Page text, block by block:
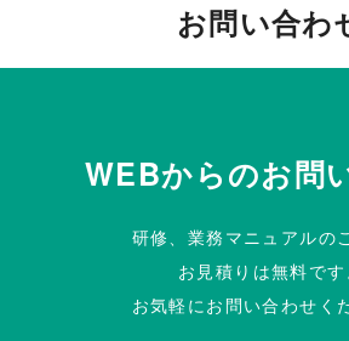
お問い合わ
WEBからのお問
研修、業務マニュアルの
お見積りは無料です
お気軽にお問い合わせく